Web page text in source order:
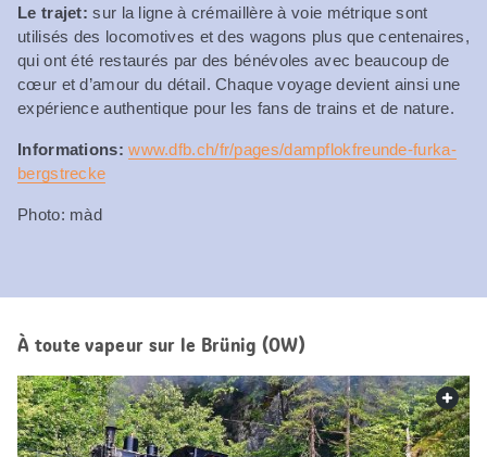
Le trajet:sur la ligne à crémaillère à voie métrique sont
utilisés des locomotives et des wagons plus que centenaires,
qui ont été restaurés par des bénévoles avec beaucoup de
cœur et d’amour du détail. Chaque voyage devient ainsi une
expérience authentique pour les fans de trains et de nature.
Informations:www.dfb.ch/fr/pages/dampflokfreunde-furka-
bergstrecke
Photo: màd
À toute vapeur sur le Brünig (OW)